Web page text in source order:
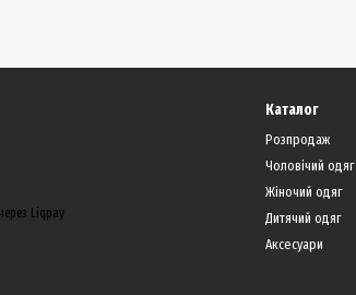
Каталог
Розпродаж
Чоловічий одяг
Жіночий одяг
Дитячий одяг
Аксесуари